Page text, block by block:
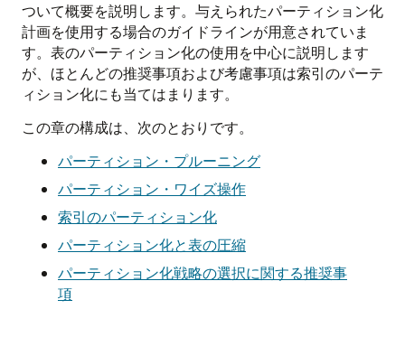
ついて概要を説明します。与えられたパーティション化
計画を使用する場合のガイドラインが用意されていま
す。表のパーティション化の使用を中心に説明します
が、ほとんどの推奨事項および考慮事項は索引のパーテ
ィション化にも当てはまります。
この章の構成は、次のとおりです。
パーティション・プルーニング
パーティション・ワイズ操作
索引のパーティション化
パーティション化と表の圧縮
パーティション化戦略の選択に関する推奨事
項